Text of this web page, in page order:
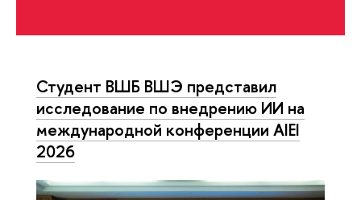
Студент ВШБ ВШЭ представил
исследование по внедрению ИИ на
международной конференции AIEI
2026